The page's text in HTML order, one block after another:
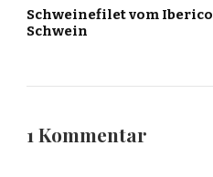
Schweinefilet vom Iberico
Schwein
1 Kommentar